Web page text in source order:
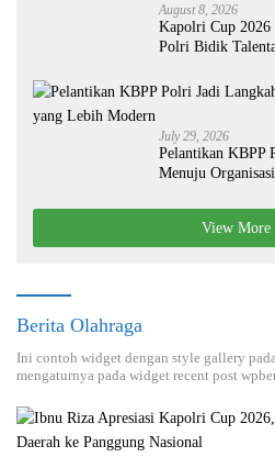
August 8, 2026
Kapolri Cup 2026
Polri Bidik
July 29, 2026
Pelantikan KBPP
Menuju
View More
Berita Olahraga
Ini contoh widget dengan style gallery
mengaturnya pada widget recent post